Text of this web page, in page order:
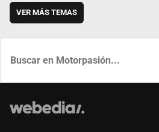
VER MÁS TEMAS